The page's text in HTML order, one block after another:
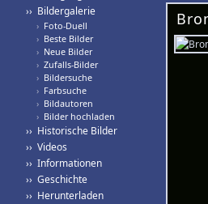
›› Bildergalerie
› Foto-Duell
› Beste Bilder
› Neue Bilder
› Zufalls-Bilder
› Bildersuche
› Farbsuche
› Bildautoren
› Bilder hochladen
›› Historische Bilder
›› Videos
›› Informationen
›› Geschichte
›› Herunterladen